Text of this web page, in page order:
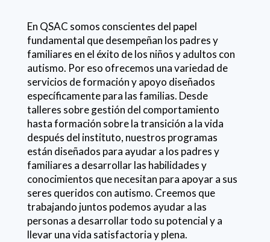
En QSAC somos conscientes del papel
fundamental que desempeñan los padres y
familiares en el éxito de los niños y adultos con
autismo. Por eso ofrecemos una variedad de
servicios de formación y apoyo diseñados
específicamente para las familias. Desde
talleres sobre gestión del comportamiento
hasta formación sobre la transición a la vida
después del instituto, nuestros programas
están diseñados para ayudar a los padres y
familiares a desarrollar las habilidades y
conocimientos que necesitan para apoyar a sus
seres queridos con autismo. Creemos que
trabajando juntos podemos ayudar a las
personas a desarrollar todo su potencial y a
llevar una vida satisfactoria y plena.